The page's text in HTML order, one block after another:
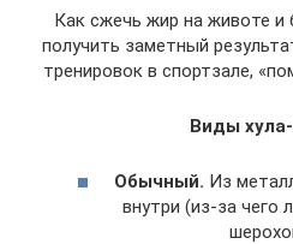
Как сжечь жир на животе
получить заметный
тренировок в спортзале,
Виды
Обычный. Из
внутри (из-за чего